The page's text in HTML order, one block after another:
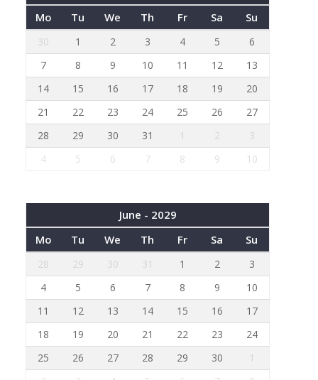
Mo
Tu We Th Fr Sa Su
30 1 2 3 4 5
6
7
8 9 10 11 12
13
14
15 16 17 18 19
20
21
22 23 24 25 26
27
28
29 30 31 1 2
3
4
5 6 7 8 9 10
June - 2029
Mo
Tu We Th Fr Sa Su
28 29 30 31 1 2
3
4
5 6 7 8 9
10
11
12 13 14 15 16
17
18
19 20 21 22 23
24
25
26 27 28 29 30
1